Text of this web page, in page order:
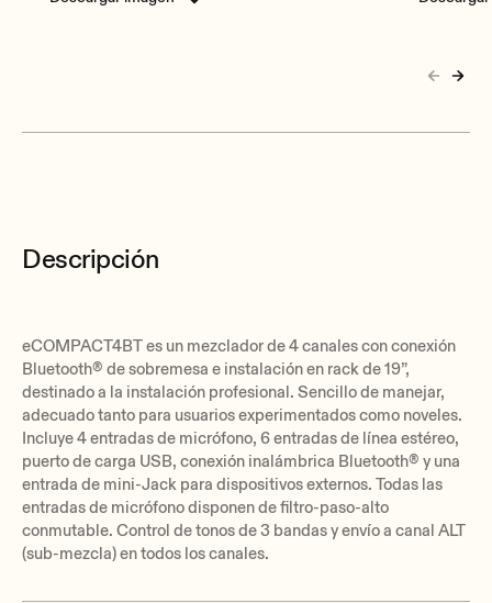
Descripción
eCOMPACT4BT es un mezclador de 4 canales con conexión
Bluetooth® de sobremesa e instalación en rack de 19”,
destinado a la instalación profesional. Sencillo de manejar,
adecuado tanto para usuarios experimentados como noveles.
Incluye 4 entradas de micrófono, 6 entradas de línea estéreo,
puerto de carga USB, conexión inalámbrica Bluetooth® y una
entrada de mini-Jack para dispositivos externos. Todas las
entradas de micrófono disponen de filtro-paso-alto
conmutable. Control de tonos de 3 bandas y envío a canal ALT
(sub-mezcla) en todos los canales.